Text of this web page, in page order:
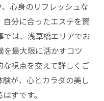
心身のリフレッシュな
自分に合ったエステを賢
では、浅草橋エリアでお
を最大限に活かすコツ
視点を交えて詳しくご
が、心とカラダの美し
ずです。